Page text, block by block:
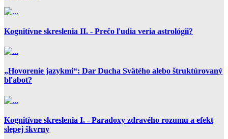
Kognitívne skreslenia II. - Prečo ľudia veria astrológii?
„Hovorenie jazykmi“: Dar Ducha Svätého alebo štruktúrovaný
bľabot?
Kognitívne skreslenia I. - Paradoxy zdravého rozumu a efekt
slepej škvrny